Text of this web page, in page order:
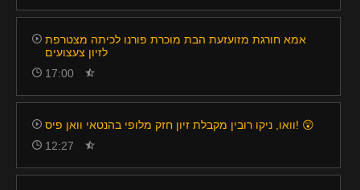
אמא חורגת מזועזעת הבת מוכרת פורנו לכיתה מצטרפת
לזיון צעצועים
17:00
וואו, ניקו רובין מקבלת זיון חזק מלופי בהנטאי וואן פיס! 😲
12:27